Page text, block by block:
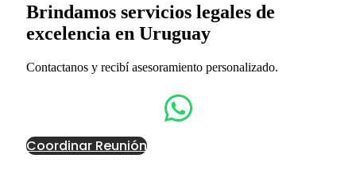
Brindamos servicios legales de
excelencia en Uruguay
Contactanos y recibí asesoramiento personalizado.
Coordinar Reunión